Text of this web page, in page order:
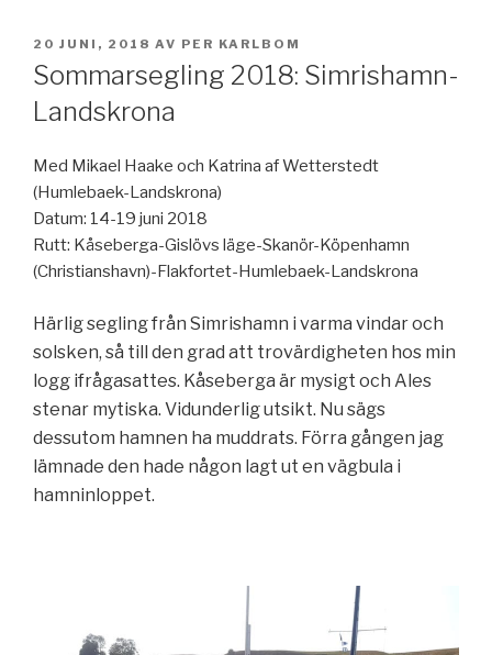
PUBLICERAT
20 JUNI, 2018 AV PER KARLBOM
Sommarsegling 2018: Simrishamn-
Landskrona
Med Mikael Haake och Katrina af Wetterstedt
(Humlebaek-Landskrona)
Datum: 14-19 juni 2018
Rutt: Kåseberga-Gislövs läge-Skanör-Köpenhamn
(Christianshavn)-Flakfortet-Humlebaek-Landskrona
Härlig segling från Simrishamn i varma vindar och
solsken, så till den grad att trovärdigheten hos min
logg ifrågasattes. Kåseberga är mysigt och Ales
stenar mytiska. Vidunderlig utsikt. Nu sägs
dessutom hamnen ha muddrats. Förra gången jag
lämnade den hade någon lagt ut en vägbula i
hamninloppet.